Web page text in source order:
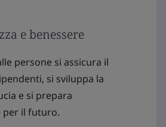
e benessere
persone si assicura il
si sviluppa la
e si prepara
per il futuro.